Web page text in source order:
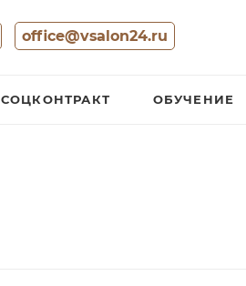
office@vsalon24.ru
СОЦКОНТРАКТ ОБУЧЕНИЕ